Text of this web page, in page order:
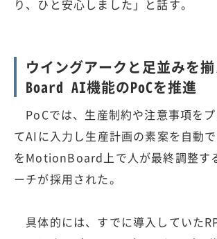
り、ひと安心しました」と話す。
ウイングアークと足並みを
Board AI機能のPoCを推進
PoCでは、生産制約や注意事項を
てAIに入力し生産計画の素案を自動
をMotionBoard上で人が最終調整す
ーチが採用された。
具体的には、すでに導入していた